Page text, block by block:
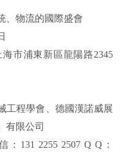
、物流的國際盛會
市浦東新區龍陽路2345
工程學會、德國漢諾威展
有限公司
131 2255 2507 Q Q：